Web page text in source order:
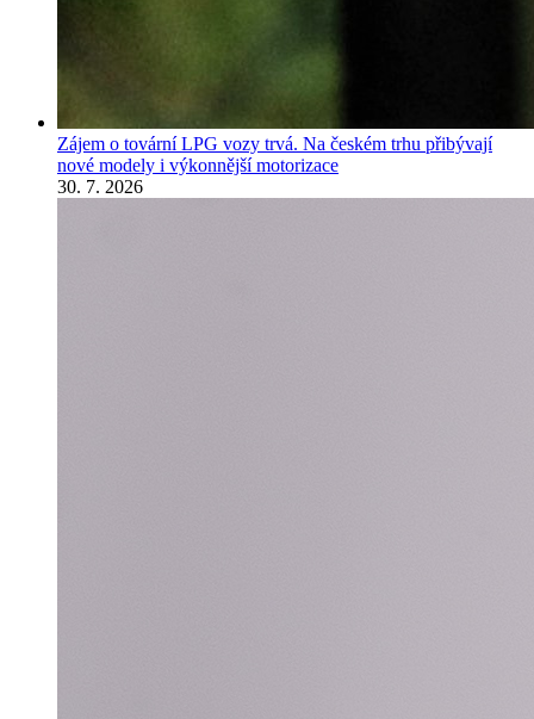
Zájem o tovární LPG vozy trvá. Na českém trhu přibývají
nové modely i výkonnější motorizace
30. 7. 2026